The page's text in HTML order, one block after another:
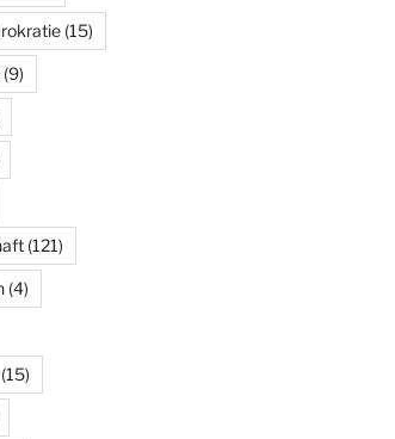
(15)
(9)
(121)
(4)